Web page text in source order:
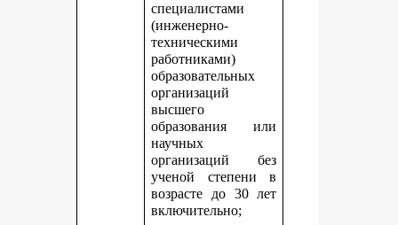
специалистами
(инженерно-
техническими
работниками)
образовательных
организаций
высшего
образования или
научных
организаций без
ученой степени в
возрасте до 30 лет
включительно;